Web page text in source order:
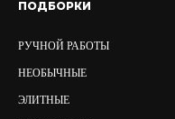
ПОДБОРКИ
РУЧНОЙ РАБОТЫ
НЕОБЫЧНЫЕ
ЭЛИТНЫЕ